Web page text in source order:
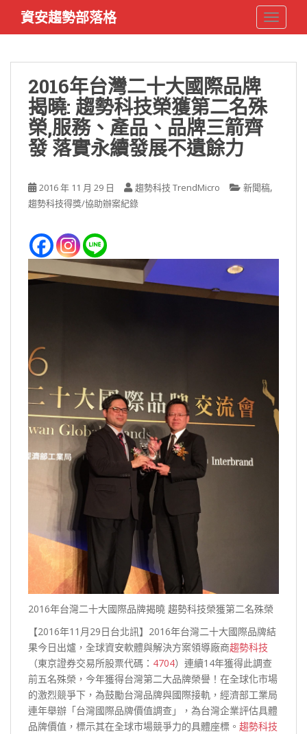
i
資安趨勢部落格
2016年台灣二十大國際品牌
揭曉: 趨勢科技榮獲第二名殊
榮,服務、產品、品牌三箭齊
發 落實永續發展不遺餘力
2016 年 11 月 29 日 趨勢科技 TrendMicro 新聞稿,
趨勢科技得獎/協助辦案紀錄
2016年台灣二十大國際品牌揭曉 趨勢科技榮獲第二名殊榮
【2016年11月29日台北訊】2016年台灣二十大國際品牌結
果今日出爐，全球資安軟體與解決方案領導廠商趨勢科技
（東京證券交易所股票代碼： 4704）連續14年獲得此調查
前五名殊榮，今年獲得台灣第二大品牌榮譽！在全球化市場
的激烈競爭下，為鼓勵台灣品牌與國際接軌，經濟部工業局
連年舉辦「台灣國際品牌價值調查」，為台灣企業評估具體
品牌價值，標示其在全球市場競爭力的具體座標。 趨勢科技